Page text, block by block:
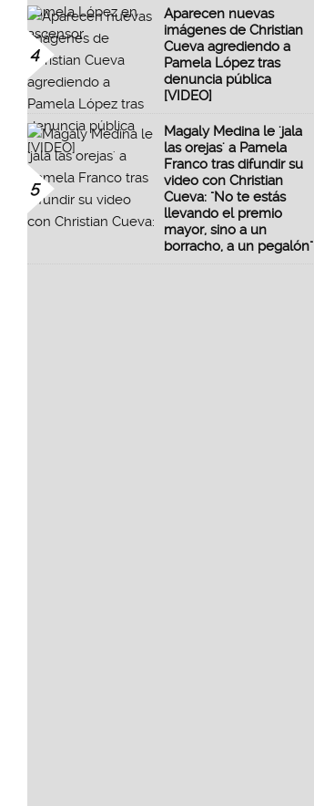
4
Aparecen nuevas
imágenes de Christian
Cueva agrediendo a
Pamela López tras
denuncia pública
[VIDEO]
5
Magaly Medina le 'jala
las orejas' a Pamela
Franco tras difundir su
video con Christian
Cueva: "No te estás
llevando el premio
mayor, sino a un
borracho, a un pegalón"